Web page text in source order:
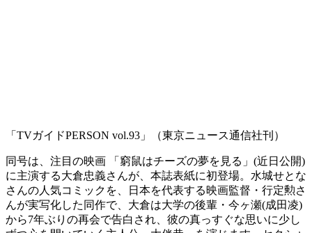
「TVガイドPERSON vol.93」（東京ニュース通信社刊）
同号は、注目の映画 「窮鼠はチーズの夢を見る」(近日公開)
に主演する大倉忠義さんが、本誌表紙に初登場。水城せとな
さんの人気コミックを、日本を代表する映画監督・行定勲さ
んが実写化した同作で、大倉は大学の後輩・今ヶ瀬(成田凌)
から7年ぶりの再会で告白され、彼の真っすぐな思いに少し